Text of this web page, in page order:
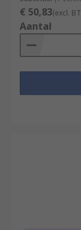
€ 50,83(excl.
Aantal